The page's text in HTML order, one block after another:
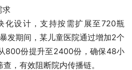
求
化设计，支持按需扩展至720瓶
发期间，某儿童医院通过增加2个
800份提升至2400份，确保48小
，有效阻断院内传播链。